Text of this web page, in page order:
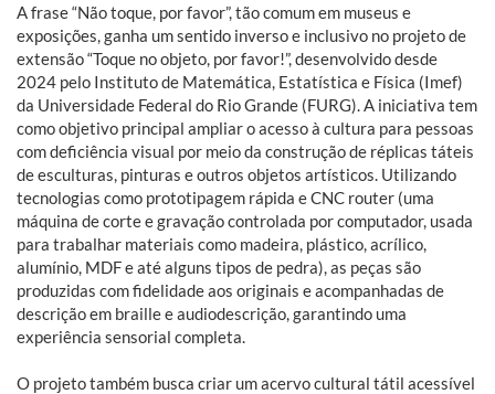
A frase “Não toque, por favor”, tão comum em museus e
exposições, ganha um sentido inverso e inclusivo no projeto de
extensão “Toque no objeto, por favor!”, desenvolvido desde
2024 pelo Instituto de Matemática, Estatística e Física (Imef)
da Universidade Federal do Rio Grande (FURG). A iniciativa tem
como objetivo principal ampliar o acesso à cultura para pessoas
com deficiência visual por meio da construção de réplicas táteis
de esculturas, pinturas e outros objetos artísticos. Utilizando
tecnologias como prototipagem rápida e CNC router (uma
máquina de corte e gravação controlada por computador, usada
para trabalhar materiais como madeira, plástico, acrílico,
alumínio, MDF e até alguns tipos de pedra), as peças são
produzidas com fidelidade aos originais e acompanhadas de
descrição em braille e audiodescrição, garantindo uma
experiência sensorial completa.
O projeto também busca criar um acervo cultural tátil acessível